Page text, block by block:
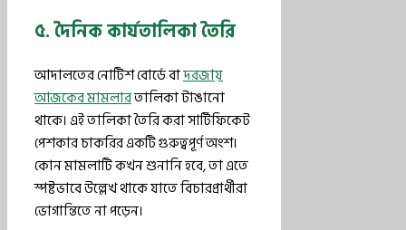
৫. দৈনিক কার্যতালিকা তৈরি
আদালতের নোটিশ বোর্ডে বাদরজায়
আজকের মামলারতালিকা টাঙানো
থাকে। এই তালিকা তৈরি করা সার্টিফিকেট
পেশকার চাকরির একটি গুরুত্বপূর্ণ অংশ।
কোন মামলাটি কখন শুনানি হবে, তা এতে
স্পষ্টভাবে উল্লেখ থাকে যাতে বিচারপ্রার্থীরা
ভোগান্তিতে না পড়েন।